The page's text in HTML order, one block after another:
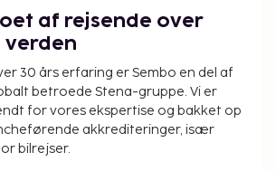
af rejsende over
verden
30 års erfaring er Sembo en del af
betroede Stena-gruppe. Vi er
for vores ekspertise og bakket op
akkrediteringer, især
bilrejser.